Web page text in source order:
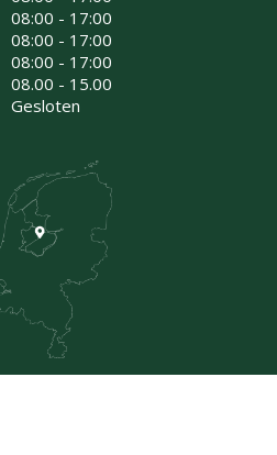
08:00 - 17:00
08:00 - 17:00
08:00 - 17:00
08.00 - 15.00
Gesloten